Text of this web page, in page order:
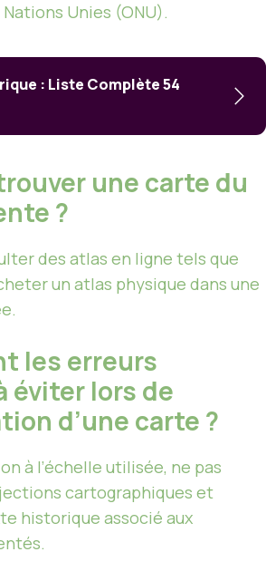
Unies (ONU).
: Liste Complète 54
une carte du
?
des atlas en ligne tels que
un atlas physique dans une
les erreurs
éviter lors de
d’une carte ?
à l’échelle utilisée, ne pas
cartographiques et
historique associé aux